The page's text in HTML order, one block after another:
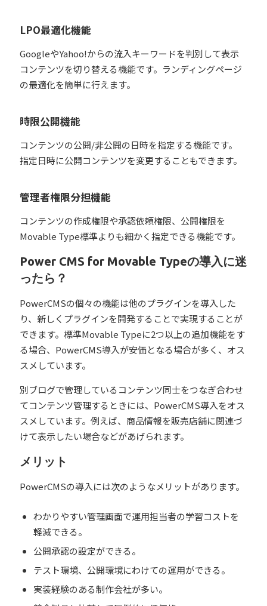
LPO最適化機能
GoogleやYahoo!からの流入キーワードを判別して表示
コンテンツを切り替える機能です。ランディングページ
の最適化を簡単に行えます。
時限公開機能
コンテンツの公開/非公開の日時を指定する機能です。
指定日時に公開コンテンツを変更することもできます。
管理者権限分担機能
コンテンツの作成権限や承認依頼権限、公開権限を
Movable Type標準よりも細かく指定できる機能です。
Power CMS for Movable Typeの導入に迷
ったら？
PowerCMSの個々の機能は他のプラグインを導入した
り、新しくプラグインを開発することで実現することが
できます。標準Movable Typeに2つ以上の追加機能をす
る場合、PowerCMS導入が安価となる場合が多く、オス
スメしています。
別ブログで管理しているコンテンツ同士をつなぎ合わせ
てコンテンツ管理するときには、PowerCMS導入をオス
スメしています。例えば、商品情報を販売店舗に関連づ
けて表示したい場合などがあげられます。
メリット
PowerCMSの導入には次のようなメリットがあります。
わかりやすい管理画面で運用担当者の学習コストを
軽減できる。
公開承認の設定ができる。
テスト環境、公開環境にわけての運用ができる。
実装経験のある制作会社が多い。